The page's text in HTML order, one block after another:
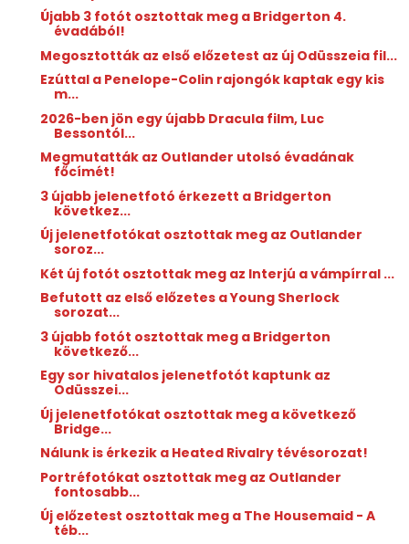
Újabb 3 fotót osztottak meg a Bridgerton 4.
évadából!
Megosztották az első előzetest az új Odüsszeia fil...
Ezúttal a Penelope-Colin rajongók kaptak egy kis
m...
2026-ben jön egy újabb Dracula film, Luc
Bessontól...
Megmutatták az Outlander utolsó évadának
főcímét!
3 újabb jelenetfotó érkezett a Bridgerton
következ...
Új jelenetfotókat osztottak meg az Outlander
soroz...
Két új fotót osztottak meg az Interjú a vámpírral ...
Befutott az első előzetes a Young Sherlock
sorozat...
3 újabb fotót osztottak meg a Bridgerton
következő...
Egy sor hivatalos jelenetfotót kaptunk az
Odüsszei...
Új jelenetfotókat osztottak meg a következő
Bridge...
Nálunk is érkezik a Heated Rivalry tévésorozat!
Portréfotókat osztottak meg az Outlander
fontosabb...
Új előzetest osztottak meg a The Housemaid - A
téb...